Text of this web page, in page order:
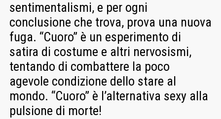
sentimentalismi, e per ogni
conclusione che trova, prova una nuova
fuga. “Cuoro” è un esperimento di
satira di costume e altri nervosismi,
tentando di combattere la poco
agevole condizione dello stare al
mondo. “Cuoro” è l’alternativa sexy alla
pulsione di morte!